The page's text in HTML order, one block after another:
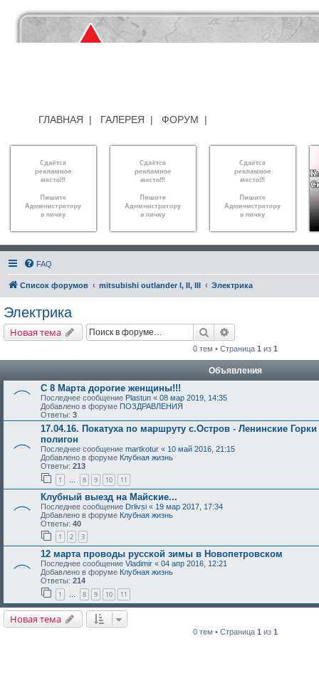
ГЛАВНАЯ | ГАЛЕРЕЯ | ФОРУМ |
FAQ
Список форумов mitsubishi outlander I, II, III Электрика
Электрика
Новая тема Поиск
0 тем • Страница 1 из 1
Объявления
С 8 Марта дорогие женщины!!!
Последнее сообщение Plastun « 08 мар 2019, 14:35
Добавлено в форуме ПОЗДРАВЛЕНИЯ
Ответы: 3
17.04.16. Покатуха по маршруту с.Остров - Ленинские
полигон
Последнее сообщение martkotur « 10 май 2016, 21:15
Добавлено в форуме Клубная жизнь
Ответы: 213
1 … 8 9 10 11
Клубный выезд на Майские...
Последнее сообщение Drlivsi « 19 мар 2017, 17:34
Добавлено в форуме Клубная жизнь
Ответы: 40
1 2 3
12 марта проводы русской зимы в Новопетровском
Последнее сообщение Vladimir « 04 апр 2016, 12:21
Добавлено в форуме Клубная жизнь
Ответы: 214
1 … 8 9 10 11
Новая тема
0 тем • Страница 1 из 1